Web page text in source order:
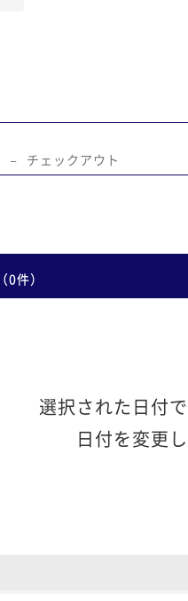
を散策す
まりたい
− チェックアウト
（0件）
選択された日付
日付を変更